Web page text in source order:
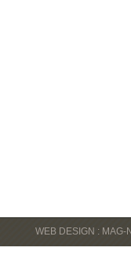
WEB DESIGN : MAG-